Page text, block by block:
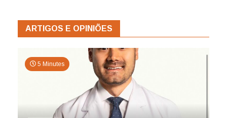
ARTIGOS E OPINIÕES
5 Minutes